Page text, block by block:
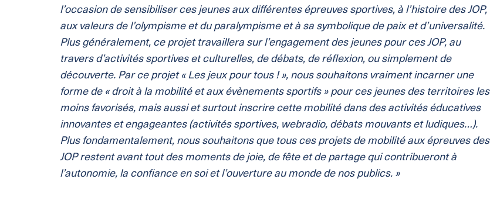
l’occasion de sensibiliser ces jeunes aux différentes épreuves sportives, à l’histoire des JOP,
aux valeurs de l’olympisme et du paralympisme et à sa symbolique de paix et d’universalité.
Plus généralement, ce projet travaillera sur l’engagement des jeunes pour ces JOP, au
travers d’activités sportives et culturelles, de débats, de réflexion, ou simplement de
découverte. Par ce projet « Les jeux pour tous ! », nous souhaitons vraiment incarner une
forme de « droit à la mobilité et aux évènements sportifs » pour ces jeunes des territoires les
moins favorisés, mais aussi et surtout inscrire cette mobilité dans des activités éducatives
innovantes et engageantes (activités sportives, webradio, débats mouvants et ludiques…).
Plus fondamentalement, nous souhaitons que tous ces projets de mobilité aux épreuves des
JOP restent avant tout des moments de joie, de fête et de partage qui contribueront à
l’autonomie, la confiance en soi et l’ouverture au monde de nos publics. »